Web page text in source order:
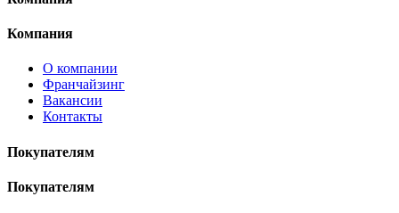
Компания
О компании
Франчайзинг
Вакансии
Контакты
Покупателям
Покупателям